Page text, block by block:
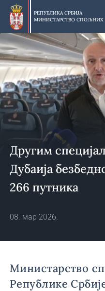
Прескочи
главни
део
садржаја
РЕПУБЛИКА СРБИЈА
МИНИСТАРСТВО СПОЉНИХ
Другим
Дубаија
266 путника
08. мар 2026.
Министарство
Републике